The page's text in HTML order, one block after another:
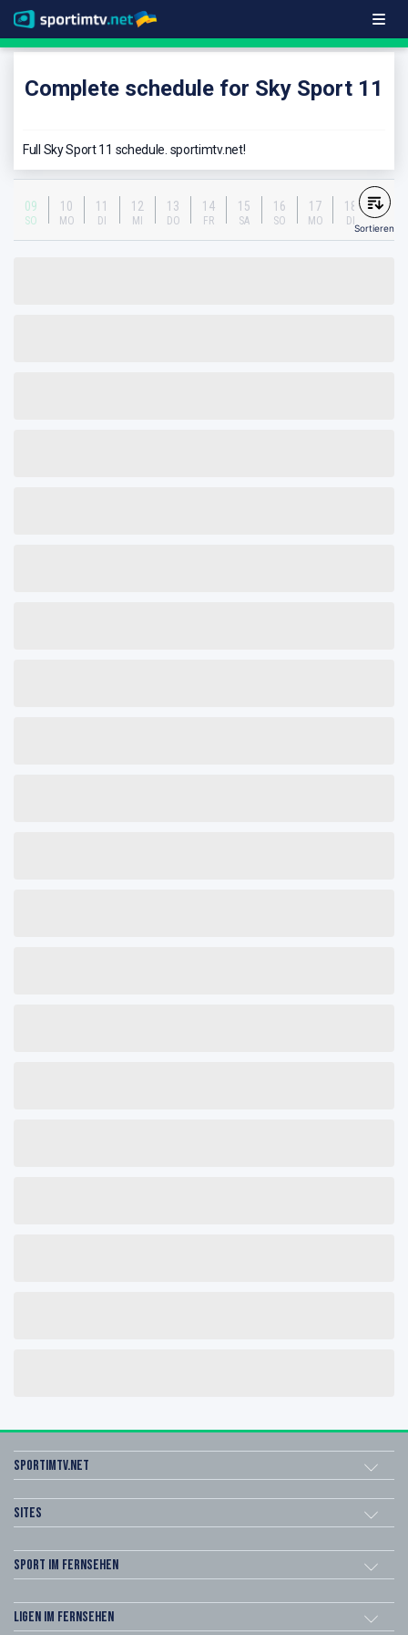
Complete schedule for Sky Sport 11
Full Sky Sport 11 schedule. sportimtv.net!
09
SO
10
MO
11
DI
12
MI
13
DO
14
FR
15
SA
16
SO
17
MO
18
DI
Sortieren
sportimtv.net
Sites
Sport im Fernsehen
Ligen im Fernsehen